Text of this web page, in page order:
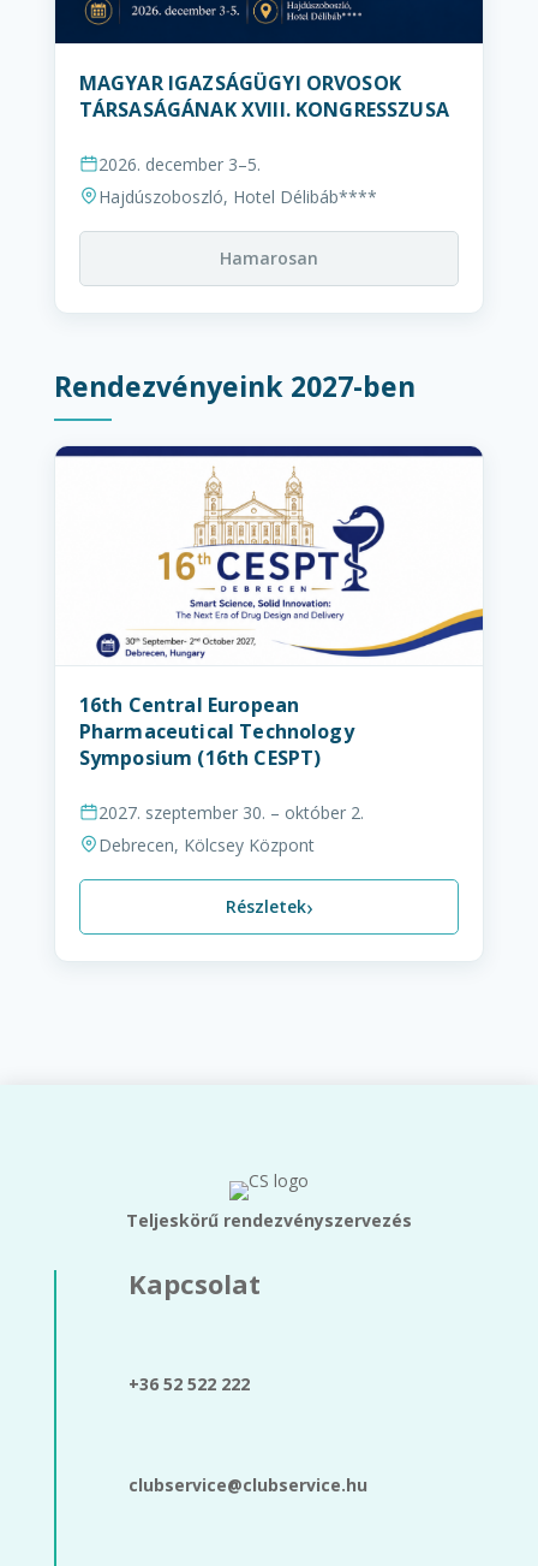
MAGYAR IGAZSÁGÜGYI ORVOSOK
TÁRSASÁGÁNAK XVIII. KONGRESSZUSA
2026. december 3–5.
Hajdúszoboszló, Hotel Délibáb****
Hamarosan
Rendezvényeink 2027-ben
16th Central European
Pharmaceutical Technology
Symposium (16th CESPT)
2027. szeptember 30. – október 2.
Debrecen, Kölcsey Központ
Részletek›
Teljeskörű rendezvényszervezés
Kapcsolat
+36 52 522 222
clubservice@clubservice.hu